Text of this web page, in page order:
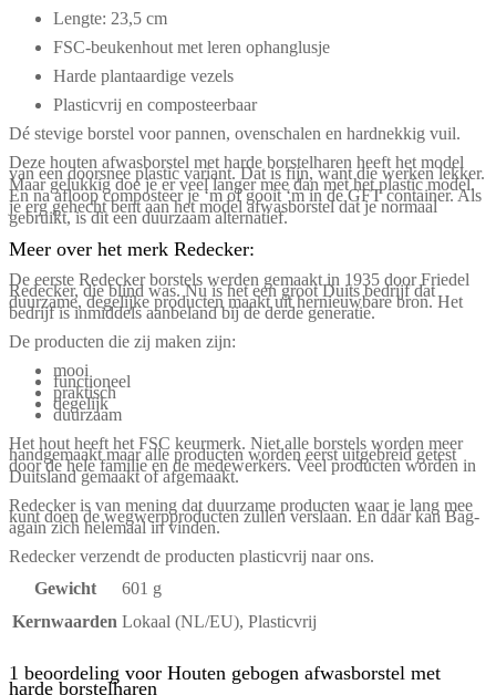
Lengte: 23,5 cm
FSC-beukenhout met leren ophanglusje
Harde plantaardige vezels
Plasticvrij en composteerbaar
Dé stevige borstel voor pannen, ovenschalen en hardnekkig vuil.
Deze houten afwasborstel met harde borstelharen heeft het model
van een doorsnee plastic variant. Dat is fijn, want die werken lekker.
Maar gelukkig doe je er veel langer mee dan met het plastic model.
En na afloop composteer je ‘m of gooit ‘m in de GFT container. Als
je erg gehecht bent aan het model afwasborstel dat je normaal
gebruikt, is dit een duurzaam alternatief.
Meer over het merk Redecker:
De eerste Redecker borstels werden gemaakt in 1935 door Friedel
Redecker, die blind was. Nu is het een groot Duits bedrijf dat
duurzame, degelijke producten maakt uit hernieuwbare bron. Het
bedrijf is inmiddels aanbeland bij de derde generatie.
De producten die zij maken zijn:
mooi
functioneel
praktisch
degelijk
duurzaam
Het hout heeft het FSC keurmerk. Niet alle borstels worden meer
handgemaakt maar alle producten worden eerst uitgebreid getest
door de hele familie en de medewerkers. Veel producten worden in
Duitsland gemaakt of afgemaakt.
Redecker is van mening dat duurzame producten waar je lang mee
kunt doen de wegwerpproducten zullen verslaan. En daar kan Bag-
again zich helemaal in vinden.
Redecker verzendt de producten plasticvrij naar ons.
Gewicht
601 g
Kernwaarden Lokaal (NL/EU), Plasticvrij
1 beoordeling voor Houten gebogen afwasborstel met
harde borstelharen